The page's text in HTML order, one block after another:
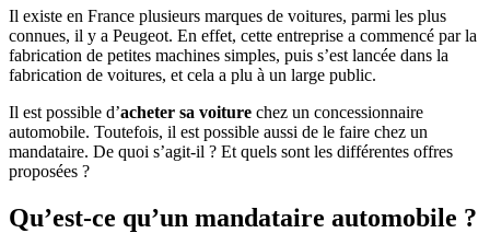
Il existe en France plusieurs marques de voitures, parmi les plus
connues, il y a Peugeot. En effet, cette entreprise a commencé par la
fabrication de petites machines simples, puis s’est lancée dans la
fabrication de voitures, et cela a plu à un large public.
Il est possible d’acheter sa voiture chez un concessionnaire
automobile. Toutefois, il est possible aussi de le faire chez un
mandataire. De quoi s’agit-il ? Et quels sont les différentes offres
proposées ?
Qu’est-ce qu’un mandataire automobile ?